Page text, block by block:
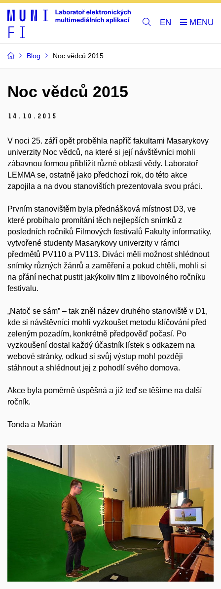
EN
Blog Noc vědců 2015
Noc vědců 2015
14. 10. 2015
V noci 25. září opět proběhla napříč fakultami Masarykovy
univerzity Noc vědců, na které si její návštěvníci mohli
zábavnou formou přiblížit různé oblasti vědy. Laboratoř
LEMMA se, ostatně jako předchozí rok, do této akce
zapojila a na dvou stanovištích prezentovala svou práci.
Prvním stanovištěm byla přednášková místnost D3, ve
které probíhalo promítání těch nejlepších snímků z
posledních ročníků Filmových festivalů Fakulty informatiky,
vytvořené studenty Masarykovy univerzity v rámci
předmětů PV110 a PV113. Diváci měli možnost shlédnout
snímky různých žánrů a zaměření a pokud chtěli, mohli si
na přání nechat pustit jakýkoliv film z libovolného ročníku
festivalu.
„Natoč se sám” – tak zněl název druhého stanoviště v D1,
kde si návštěvníci mohli vyzkoušet metodu klíčování před
zeleným pozadím, konkrétně předpověď počasí. Po
vyzkoušení dostal každý účastník lístek s odkazem na
webové stránky, odkud si svůj výstup mohl později
stáhnout a shlédnout jej z pohodlí svého domova.
Akce byla poměrně úspěšná a již teď se těšíme na další
ročník.
Tonda a Marián